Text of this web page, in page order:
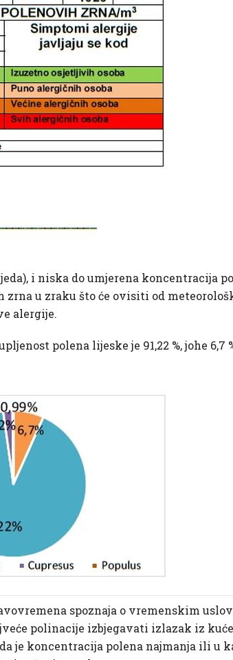
i niska do umjerena koncentracija
u zraku što će ovisiti od
alergije.
polena lijeske je 91,22 %, johe 6,7
spoznaja o vremenskim
polinacije izbjegavati izlazak iz
je koncentracija polena najmanja ili u